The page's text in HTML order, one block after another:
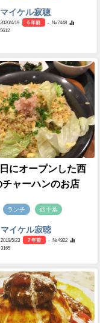
マイケル寂聴
2020/4/19 6 年前
- №7448
5612
にオープンした西
チャーハンのお店
ランチ 西千葉
マイケル寂聴
2019/5/23 7 年前
- №4922
3165